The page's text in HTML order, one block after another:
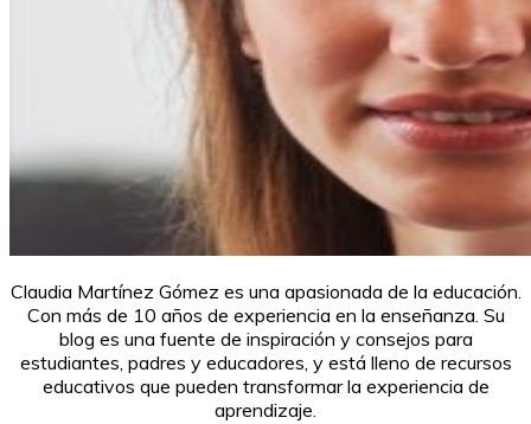
Claudia Martínez Gómez es una apasionada de la educación.
Con más de 10 años de experiencia en la enseñanza. Su
blog es una fuente de inspiración y consejos para
estudiantes, padres y educadores, y está lleno de recursos
educativos que pueden transformar la experiencia de
aprendizaje.